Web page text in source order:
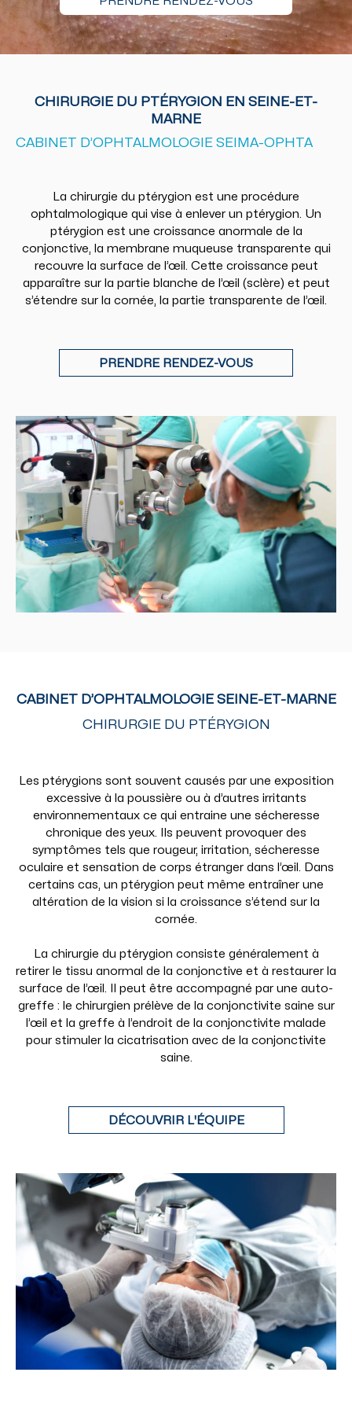
CHIRURGIE DU PTÉRYGION EN SEINE-ET-
MARNE
CABINET D’OPHTALMOLOGIE SEIMA-OPHTA
La chirurgie du ptérygion est une procédure
ophtalmologique qui vise à enlever un ptérygion. Un
ptérygion est une croissance anormale de la
conjonctive, la membrane muqueuse transparente qui
recouvre la surface de l’œil. Cette croissance peut
apparaître sur la partie blanche de l’œil (sclère) et peut
s’étendre sur la cornée, la partie transparente de l’œil.
PRENDRE RENDEZ-VOUS
CABINET D’OPHTALMOLOGIE SEINE-ET-MARNE
CHIRURGIE DU PTÉRYGION
Les ptérygions sont souvent causés par une exposition
excessive à la poussière ou à d’autres irritants
environnementaux ce qui entraine une sécheresse
chronique des yeux. Ils peuvent provoquer des
symptômes tels que rougeur, irritation, sécheresse
oculaire et sensation de corps étranger dans l’œil. Dans
certains cas, un ptérygion peut même entraîner une
altération de la vision si la croissance s’étend sur la
cornée.
La chirurgie du ptérygion consiste généralement à
retirer le tissu anormal de la conjonctive et à restaurer la
surface de l’œil. Il peut être accompagné par une auto-
greffe : le chirurgien prélève de la conjonctivite saine sur
l’œil et la greffe à l’endroit de la conjonctivite malade
pour stimuler la cicatrisation avec de la conjonctivite
saine.
DÉCOUVRIR L'ÉQUIPE